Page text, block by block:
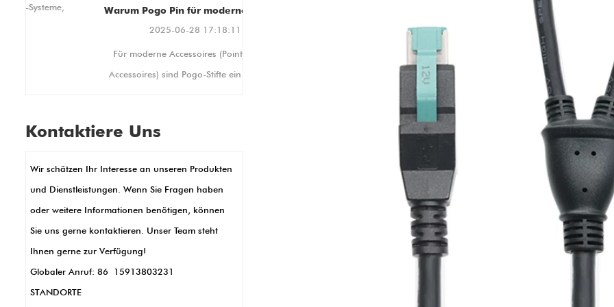
Montagestandards, die die
Displays gewährleisten. Es
bietet auch Hoch- und
anpassen.
Warum Pogo Pin für moderne POS -Accessoires unerlässlich ist
2025-06-28 17:18:11
Für moderne Accessoires (Point-of-Sale-
Accessoires) sind Pogo-Stifte ein Muss. Sie
Einzelhandelseinstellungen eignen, in
kompakte POS -Designs, wie in Handheld -
Terminals oder Kartenlesern. POGO -Stifte
ermöglichen auch die Übertragung und
das Ladung der Daten für schnelle Daten
seine neuesten Innovationen,
magnetische Pogo-Pin-
kundenspezifische
USB-Typ-C-PD-
Veranstaltung bot wertvolle
mit globalen Kunden in Kontakt
Brancheneinblicke zu gewinnen
Expertise als Hersteller, Lieferant
für POS-Hardware und
Einzelhandel und im
hervorzuheben.
Kontaktiere Uns
Wir schätzen Ihr Interesse an unseren Produkten
und Dienstleistungen. Wenn Sie Fragen haben
oder weitere Informationen benötigen, können
Sie uns gerne kontaktieren. Unser Team steht
Ihnen gerne zur Verfügung!
Globaler Anruf: 86 15913803231
STANDORTE